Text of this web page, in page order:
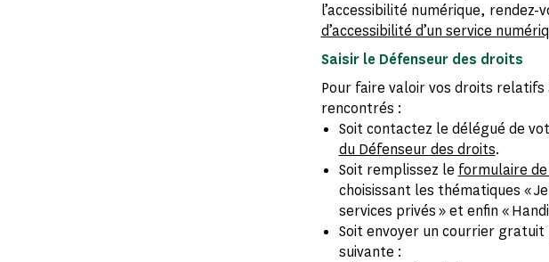
l’accessibilité numérique, rendez-
d’accessibilité d’un service
Saisir le Défenseur des droits
Pour faire valoir vos droits relatifs
rencontrés :
Soit contactez le délégué de
du Défenseur des droits.
Soit remplissez le formulaire
choisissant les thématiques «
services privés » et enfin «
Soit envoyer un courrier
suivante :